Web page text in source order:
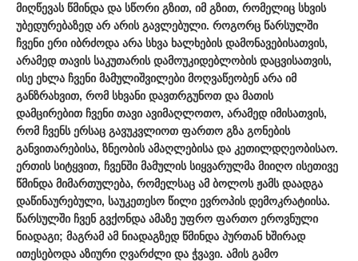
მიღწევას წმინდა და სწორი გზით, იმ გზით, რომელიც სხვის
უბედურებაზედ არ არის გავლებული. როგორც წარსულში
ჩვენი ერი იბრძოდა არა სხვა ხალხების დამონავებისათვის,
არამედ თავის საკუთარის დამოუკიდებლობის დაცვისათვის,
ისე ეხლა ჩვენი მამულიშვილები მოღვაწეობენ არა იმ
განზრახვით, რომ სხვანი დავთრგუნოთ და მათის
დამცირებით ჩვენი თავი ავიმაღლოთო, არამედ იმისათვის,
რომ ჩვენს ერსაც გავუკვლიოთ ფართო გზა გონების
განვითარებისა, ზნეობის ამაღლებისა და კეთილდღეობისაო.
ერთის სიტყვით, ჩვენში მამულის სიყვარულმა მიიღო ისეთივე
წმინდა მიმართულება, რომელსაც ამ ბოლოს ჟამს დაადგა
დაწინაურებული, საუკეთესო წილი ევროპის დემოკრატიისა.
წარსულში ჩვენ გვქონდა ამაზე უფრო ფართო ეროვნული
ნიადაგი; მაგრამ ამ ნიადაგზედ წმინდა პურთან ხშირად
ითესებოდა აზიური ღვარძლი და ჭვავი. ამის გამო